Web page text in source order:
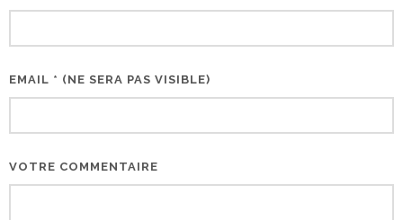
EMAIL * (NE SERA PAS VISIBLE)
VOTRE COMMENTAIRE